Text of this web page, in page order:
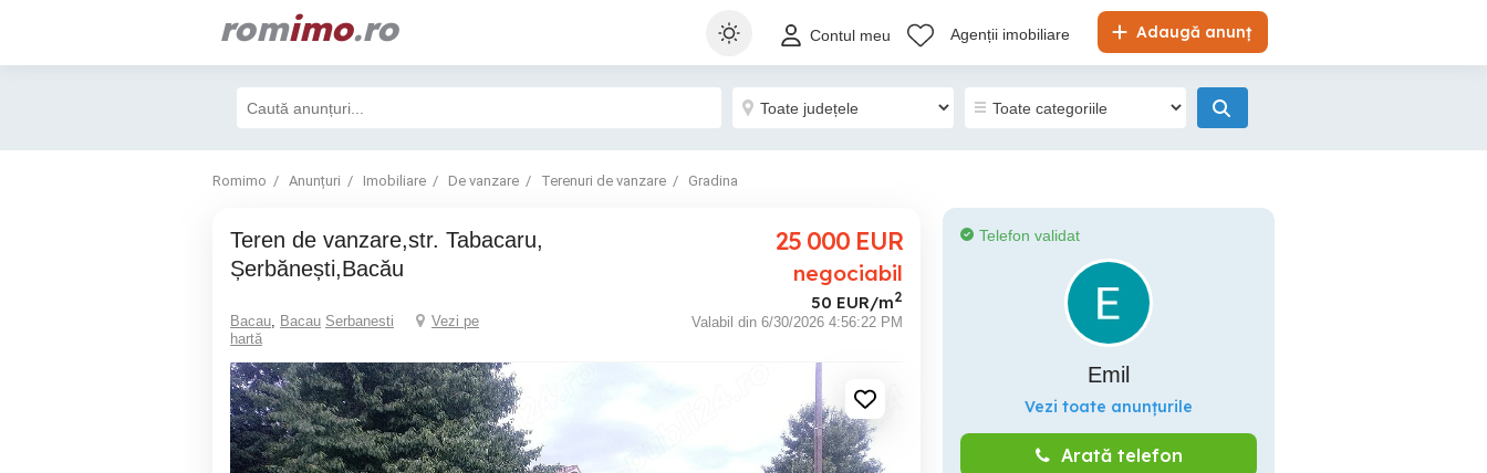
romimo.ro Adaugă anunț
Contul meu Agenții imobiliare
Romimo Anunțuri Imobiliare De vanzare Terenuri de vanzare Gradina
Teren de vanzare,str. Tabacaru,
Șerbănești,Bacău
25 000 EUR
negociabil
50 EUR/m2
Bacau
Bacau Serbanesti
Vezi pe
hartă
Valabil din 6/30/2026 4:56:22 PM
Telefon validat
Emil
Vezi toate anunțurile
Arată telefon